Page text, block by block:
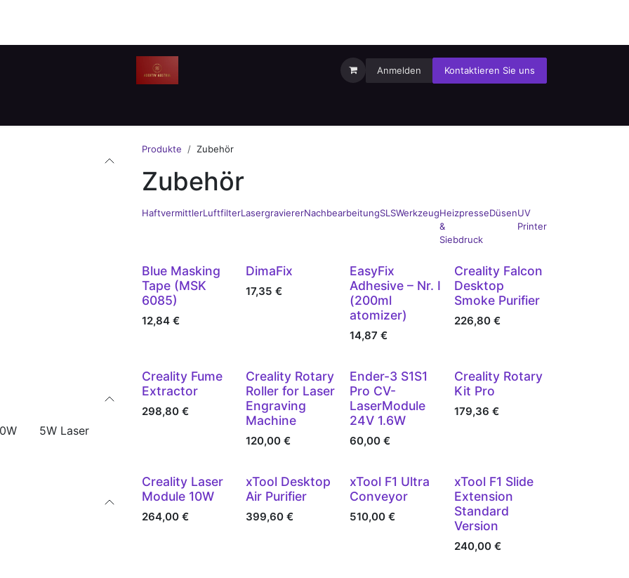
Anmelden Kontaktieren Sie uns
5W Laser
Produkte Zubehör
Zubehör
HaftvermittlerLuftfilterLasergraviererNachbearbeitungSLSWerkzeugHeizpresse
&
Siebdruck
DüsenUV
Printer
Blue Masking
Tape (MSK
6085)
12,84 €
DimaFix
17,35 €
EasyFix
Adhesive – Nr. I
(200ml
atomizer)
14,87 €
Creality Falcon
Desktop
Smoke Purifier
226,80€
Creality Fume
Extractor
298,80 €
Creality Rotary
Roller for Laser
Engraving
Machine
120,00 €
Vergriffen
Ender-3 S1S1
Pro CV-
LaserModule
24V 1.6W
60,00 €
Vergriffen
Creality Rotary
Kit Pro
179,36 €
Vergriffen
Creality Laser
Module 10W
264,00 €
Vergriffen
xTool Desktop
Air Purifier
399,60 €
xTool F1 Ultra
Conveyor
510,00 €
xTool F1 Slide
Extension
Standard
Version
240,00€